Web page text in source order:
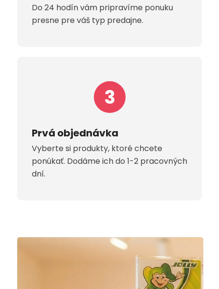
Do 24 hodín vám pripravíme ponuku
presne pre váš typ predajne.
3
Prvá objednávka
Vyberte si produkty, ktoré chcete
ponúkať. Dodáme ich do 1-2 pracovných
dní.